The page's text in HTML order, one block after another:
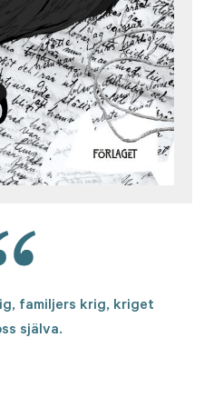
familjers krig, kriget
själva.